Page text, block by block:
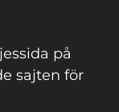
på
sajten för